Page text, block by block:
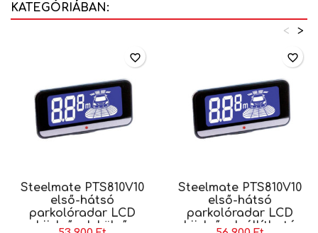
KATEGÓRIÁBAN:
>
<
Steelmate PTS810V10
első-hátsó
parkolóradar LCD
kijelzővel, külső
favorite_border
Steelmate PTS810V10
első-hátsó
parkolóradar LCD
kijelzővel, állítható
favorite_border